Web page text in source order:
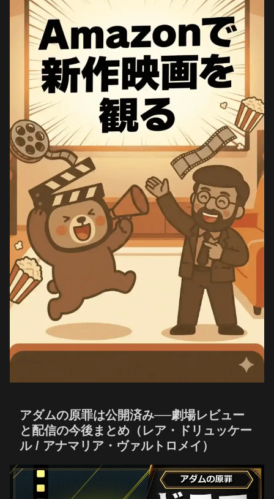
アダムの原罪は公開済み──劇場レビュー
と配信の今後まとめ（レア・ドリュッケー
ル / アナマリア・ヴァルトロメイ）